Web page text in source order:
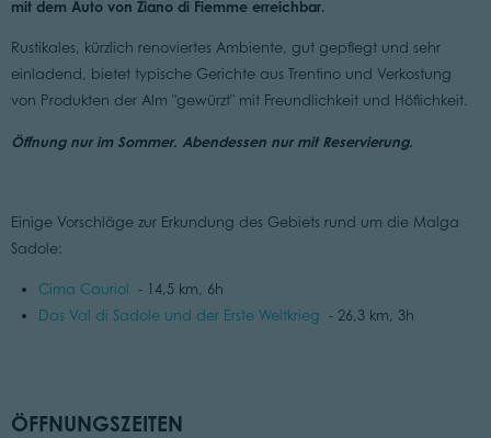
mit dem Auto von Ziano di Fiemme erreichbar.
Rustikales, kürzlich renoviertes Ambiente, gut gepflegt und sehr
einladend, bietet typische Gerichte aus Trentino und Verkostung
von Produkten der Alm "gewürzt" mit Freundlichkeit und Höflichkeit.
Öffnung nur im Sommer. Abendessen nur mit Reservierung.
Einige Vorschläge zur Erkundung des Gebiets rund um die Malga
Sadole:
Cima Cauriol
- 14,5 km, 6h
Das Val di Sadole und der Erste Weltkrieg - 26,3 km, 3h
ÖFFNUNGSZEITEN